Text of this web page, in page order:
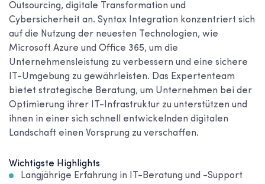
Outsourcing, digitale Transformation und
Cybersicherheit an. Syntax Integration konzentriert sich
auf die Nutzung der neuesten Technologien, wie
Microsoft Azure und Office 365, um die
Unternehmensleistung zu verbessern und eine sichere
IT-Umgebung zu gewährleisten. Das Expertenteam
bietet strategische Beratung, um Unternehmen bei der
Optimierung ihrer IT-Infrastruktur zu unterstützen und
ihnen in einer sich schnell entwickelnden digitalen
Landschaft einen Vorsprung zu verschaffen.
Wichtigste Highlights
Langjährige Erfahrung in IT-Beratung und -Support